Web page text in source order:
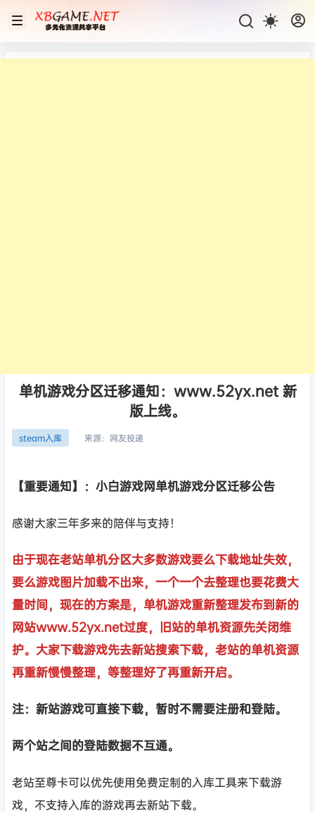
单机游戏分区迁移通知：www.52yx.net 新
版上线。
steam入库 来源： 网友投递
【重要通知】：小白游戏网单机游戏分区迁移公告
感谢大家三年多来的陪伴与支持！
由于现在老站单机分区大多数游戏要么下载地址失效，
要么游戏图片加载不出来，一个一个去整理也要花费大
量时间，现在的方案是，单机游戏重新整理发布到新的
网站www.52yx.net过度，旧站的单机资源先关闭维
护。大家下载游戏先去新站搜索下载，老站的单机资源
再重新慢慢整理，等整理好了再重新开启。
注：新站游戏可直接下载，暂时不需要注册和登陆。
两个站之间的登陆数据不互通。
老站至尊卡可以优先使用免费定制的入库工具来下载游
戏，不支持入库的游戏再去新站下载。